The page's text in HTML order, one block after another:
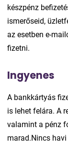
készpénz
ismerőseid,
az esetben e-
fizetni.
Ingyenes
A bankkártyás
is lehet felára. A
valamint a pénz
marad.Nincs